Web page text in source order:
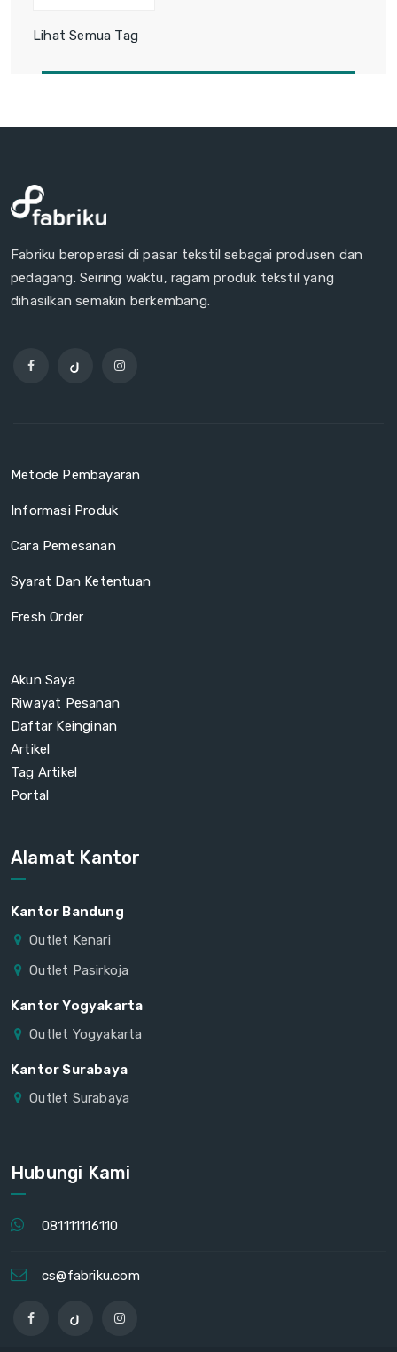
Lihat Semua Tag
Fabriku beroperasi di pasar tekstil sebagai produsen dan
pedagang. Seiring waktu, ragam produk tekstil yang
dihasilkan semakin berkembang.
Metode Pembayaran
Informasi Produk
Cara Pemesanan
Syarat Dan Ketentuan
Fresh Order
Akun Saya
Riwayat Pesanan
Daftar Keinginan
Artikel
Tag Artikel
Portal
Alamat Kantor
Kantor Bandung
Outlet Kenari
Outlet Pasirkoja
Kantor Yogyakarta
Outlet Yogyakarta
Kantor Surabaya
Outlet Surabaya
Hubungi Kami
081111116110
cs@fabriku.com